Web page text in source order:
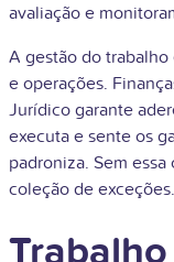
avaliação e
A gestão do
e operações.
Jurídico garante
executa e sente os
padroniza. Sem
coleção de exceções.